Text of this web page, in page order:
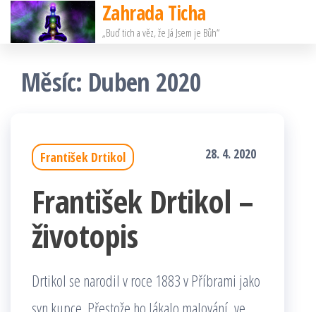
Přeskočit
na
obsah
Zahrada Ticha
„Buď tich a věz, že Já Jsem je Bůh“
Měsíc: Duben 2020
František Drtikol 28. 4. 2020
František Drtikol –
životopis
Drtikol se narodil v roce 1883 v Příbrami jako
syn kupce. Přestože ho lákalo malování, ve